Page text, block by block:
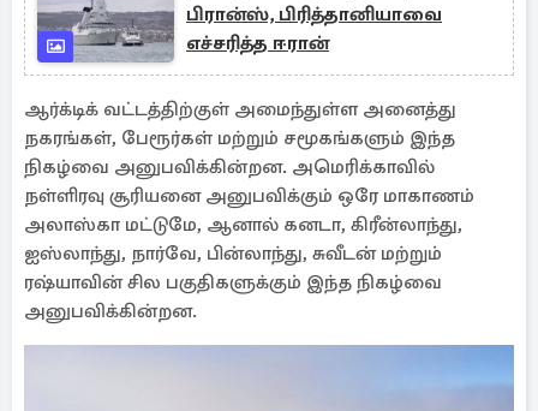
பிரான்ஸ், பிரித்தானியாவை
எச்சரித்த ஈரான்
ஆர்க்டிக் வட்டத்திற்குள் அமைந்துள்ள அனைத்து
நகரங்கள், பேரூர்கள் மற்றும் சமூகங்களும் இந்த
நிகழ்வை அனுபவிக்கின்றன. அமெரிக்காவில்
நள்ளிரவு சூரியனை அனுபவிக்கும் ஒரே மாகாணம்
அலாஸ்கா மட்டுமே, ஆனால் கனடா, கிரீன்லாந்து,
ஐஸ்லாந்து, நார்வே, பின்லாந்து, சுவீடன் மற்றும்
ரஷ்யாவின் சில பகுதிகளுக்கும் இந்த நிகழ்வை
அனுபவிக்கின்றன.